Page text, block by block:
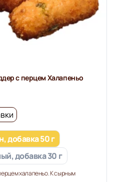
с перцем Халапеньо
добавка 50 г
добавка 30 г
халапеньо. К сырным